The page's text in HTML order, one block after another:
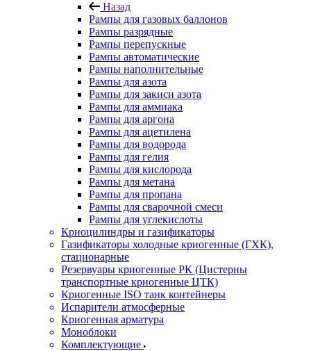
Назад
Рампы для газовых баллонов
Рампы разрядные
Рампы перепускные
Рампы автоматические
Рампы наполнительные
Рампы для азота
Рампы для закиси азота
Рампы для аммиака
Рампы для аргона
Рампы для ацетилена
Рампы для водорода
Рампы для гелия
Рампы для кислорода
Рампы для метана
Рампы для пропана
Рампы для сварочной смеси
Рампы для углекислоты
Криоцилиндры и газификаторы
Газификаторы холодные криогенные (ГХК),
стационарные
Резервуары криогенные РК (Цистерны
транспортные криогенные ЦТК)
Криогенные ISO танк контейнеры
Испарители атмосферные
Криогенная арматура
Моноблоки
Комплектующие